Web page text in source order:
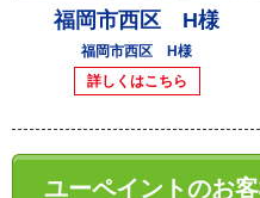
福岡市西区 H様
福岡市西区 H様
詳しくはこちら
ユーペイントのお